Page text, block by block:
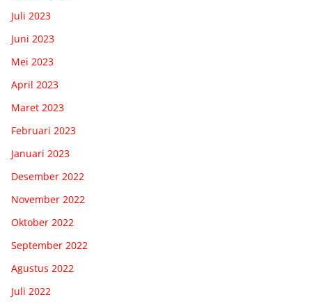
Juli 2023
Juni 2023
Mei 2023
April 2023
Maret 2023
Februari 2023
Januari 2023
Desember 2022
November 2022
Oktober 2022
September 2022
Agustus 2022
Juli 2022